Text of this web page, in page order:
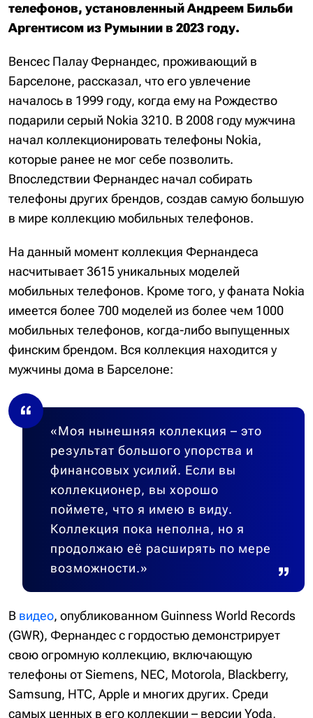
телефонов, установленный Андреем Бильби
Аргентисом из Румынии в 2023 году.
Венсес Палау Фернандес, проживающий в
Барселоне, рассказал, что его увлечение
началось в 1999 году, когда ему на Рождество
подарили серый Nokia 3210. В 2008 году мужчина
начал коллекционировать телефоны Nokia,
которые ранее не мог себе позволить.
Впоследствии Фернандес начал собирать
телефоны других брендов, создав самую большую
в мире коллекцию мобильных телефонов.
На данный момент коллекция Фернандеса
насчитывает 3615 уникальных моделей
мобильных телефонов. Кроме того, у фаната Nokia
имеется более 700 моделей из более чем 1000
мобильных телефонов, когда-либо выпущенных
финским брендом. Вся коллекция находится у
мужчины дома в Барселоне:
«Моя нынешняя коллекция – это
результат большого упорства и
финансовых усилий. Если вы
коллекционер, вы хорошо
поймете, что я имею в виду.
Коллекция пока неполна, но я
продолжаю её расширять по мере
возможности.»
В видео, опубликованном Guinness World Records
(GWR), Фернандес с гордостью демонстрирует
свою огромную коллекцию, включающую
телефоны от Siemens, NEC, Motorola, Blackberry,
Samsung, HTC, Apple и многих других. Среди
самых ценных в его коллекции – версии Yoda,